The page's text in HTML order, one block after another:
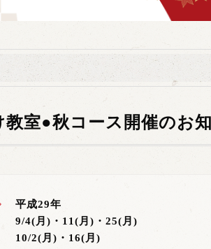
教室●秋コース開催のお
平成29年
9/4(月)・11(月)・25(月)
10/2(月)・16(月)